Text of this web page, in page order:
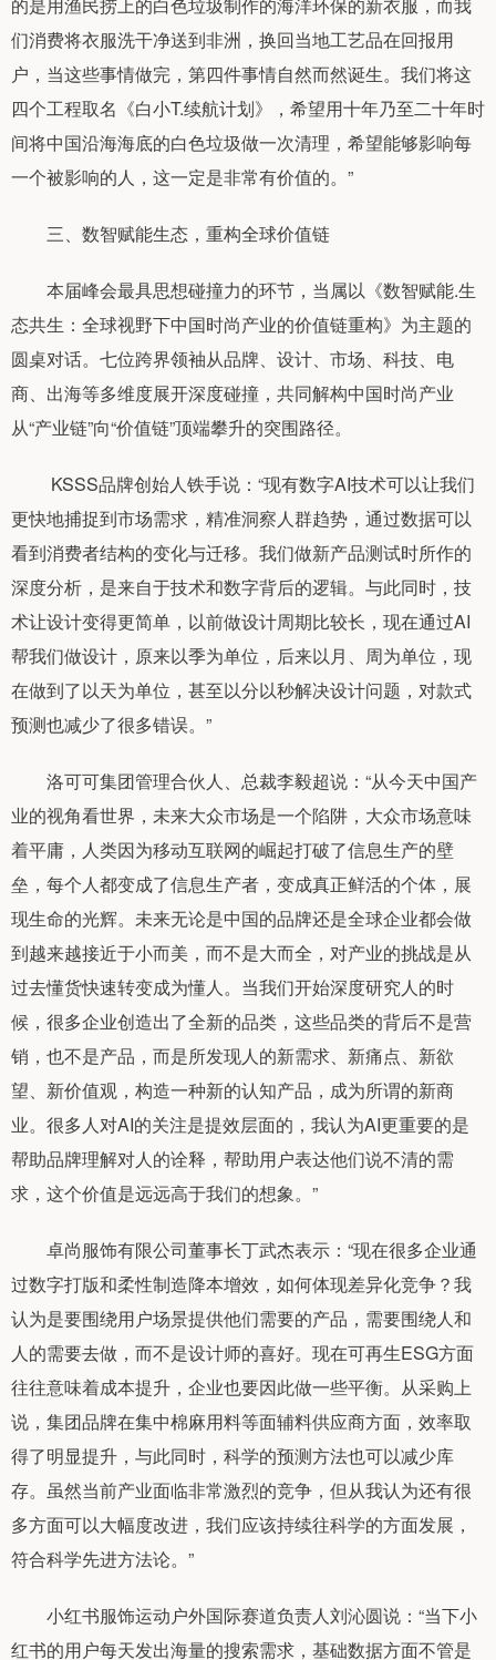
们消费将衣服洗干净送到非洲，换回当地工艺品在回报用
户，当这些事情做完，第四件事情自然而然诞生。我们将这
四个工程取名《白小T.续航计划》，希望用十年乃至二十年时
间将中国沿海海底的白色垃圾做一次清理，希望能够影响每
一个被影响的人，这一定是非常有价值的。”
三、数智赋能生态，重构全球价值链
本届峰会最具思想碰撞力的环节，当属以《数智赋能.生
态共生：全球视野下中国时尚产业的价值链重构》为主题的
圆桌对话。七位跨界领袖从品牌、设计、市场、科技、电
商、出海等多维度展开深度碰撞，共同解构中国时尚产业
从“产业链”向“价值链”顶端攀升的突围路径。
KSSS品牌创始人铁手说：“现有数字AI技术可以让我们
更快地捕捉到市场需求，精准洞察人群趋势，通过数据可以
看到消费者结构的变化与迁移。我们做新产品测试时所作的
深度分析，是来自于技术和数字背后的逻辑。与此同时，技
术让设计变得更简单，以前做设计周期比较长，现在通过AI
帮我们做设计，原来以季为单位，后来以月、周为单位，现
在做到了以天为单位，甚至以分以秒解决设计问题，对款式
预测也减少了很多错误。”
洛可可集团管理合伙人、总裁李毅超说：“从今天中国产
业的视角看世界，未来大众市场是一个陷阱，大众市场意味
着平庸，人类因为移动互联网的崛起打破了信息生产的壁
垒，每个人都变成了信息生产者，变成真正鲜活的个体，展
现生命的光辉。未来无论是中国的品牌还是全球企业都会做
到越来越接近于小而美，而不是大而全，对产业的挑战是从
过去懂货快速转变成为懂人。当我们开始深度研究人的时
候，很多企业创造出了全新的品类，这些品类的背后不是营
销，也不是产品，而是所发现人的新需求、新痛点、新欲
望、新价值观，构造一种新的认知产品，成为所谓的新商
业。很多人对AI的关注是提效层面的，我认为AI更重要的是
帮助品牌理解对人的诠释，帮助用户表达他们说不清的需
求，这个价值是远远高于我们的想象。”
卓尚服饰有限公司董事长丁武杰表示：“现在很多企业通
过数字打版和柔性制造降本增效，如何体现差异化竞争？我
认为是要围绕用户场景提供他们需要的产品，需要围绕人和
人的需要去做，而不是设计师的喜好。现在可再生ESG方面
往往意味着成本提升，企业也要因此做一些平衡。从采购上
说，集团品牌在集中棉麻用料等面辅料供应商方面，效率取
得了明显提升，与此同时，科学的预测方法也可以减少库
存。虽然当前产业面临非常激烈的竞争，但从我认为还有很
多方面可以大幅度改进，我们应该持续往科学的方面发展，
符合科学先进方法论。”
小红书服饰运动户外国际赛道负责人刘沁圆说：“当下小
红书的用户每天发出海量的搜索需求，基础数据方面不管是